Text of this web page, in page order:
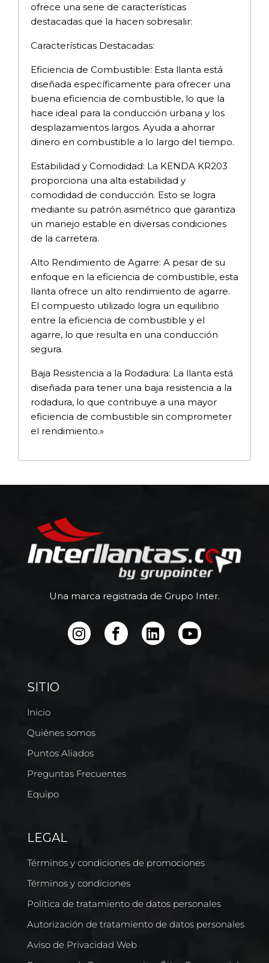
ofrece una serie de características
destacadas que la hacen sobresalir:
Características Destacadas:
Eficiencia de Combustible: Esta llanta está
diseñada específicamente para ofrecer una
buena eficiencia de combustible, lo que la
hace ideal para la conducción urbana y los
desplazamientos largos. Ayuda a ahorrar
dinero en combustible a lo largo del tiempo.
Estabilidad y Comodidad: La KENDA KR203
proporciona una alta estabilidad y
comodidad de conducción. Esto se logra
mediante su patrón asimétrico que garantiza
un manejo estable en diversas condiciones
de la carretera.
Alto Rendimiento de Agarre: A pesar de su
enfoque en la eficiencia de combustible, esta
llanta ofrece un alto rendimiento de agarre.
El compuesto utilizado logra un equilibrio
entre la eficiencia de combustible y el
agarre, lo que resulta en una conducción
segura.
Baja Resistencia a la Rodadura: La llanta está
diseñada para tener una baja resistencia a la
rodadura, lo que contribuye a una mayor
eficiencia de combustible sin comprometer
el rendimiento.»
Una marca registrada de Grupo Inter.
SITIO
Inicio
Quiénes somos
Puntos Aliados
Preguntas Frecuentes
Equipo
LEGAL
Términos y condiciones de promociones
Términos y condiciones
Política de tratamiento de datos personales
Autorización de tratamiento de datos personales
Aviso de Privacidad Web